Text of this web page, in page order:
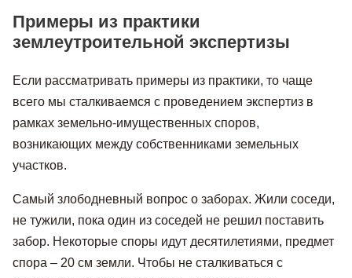
Примеры из практики
землеутроительной экспертизы
Если рассматривать примеры из практики, то чаще
всего мы сталкиваемся с проведением экспертиз в
рамках земельно-имущественных споров,
возникающих между собственниками земельных
участков.
Самый злободневный вопрос о заборах. Жили соседи,
не тужили, пока один из соседей не решил поставить
забор. Некоторые споры идут десятилетиями, предмет
спора – 20 см земли. Чтобы не сталкиваться с